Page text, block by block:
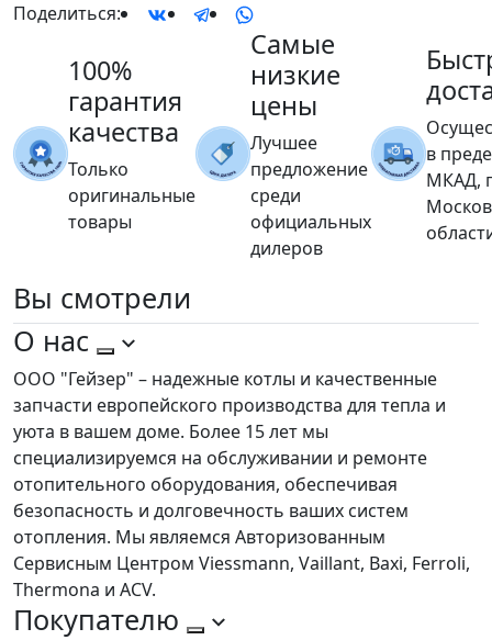
Поделиться:
100%
гарантия
качества
Только
оригинальные
товары
Самые
низкие
цены
Лучшее
предложение
среди
официальных
дилеров
в
МКАД,
Вы смотрели
О нас
ООО "Гейзер" – надежные котлы и качественные
запчасти европейского производства для тепла и
уюта в вашем доме. Более 15 лет мы
специализируемся на обслуживании и ремонте
отопительного оборудования, обеспечивая
безопасность и долговечность ваших систем
отопления. Мы являемся Авторизованным
Сервисным Центром Viessmann, Vaillant, Baxi, Ferroli,
Thermona и ACV.
Покупателю